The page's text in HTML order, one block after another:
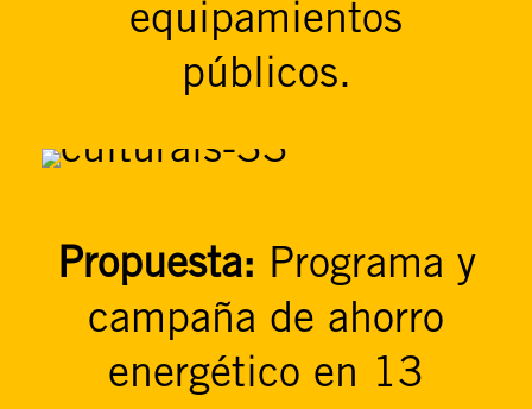
equipamientos
públicos.
Propuesta: Programa y
campaña de ahorro
energético en 13